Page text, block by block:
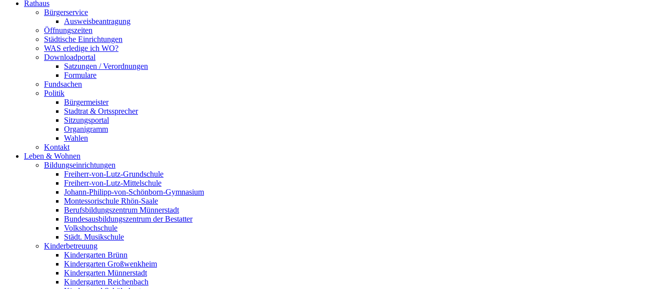
Rathaus
Bürgerservice
Ausweisbeantragung
Öffnungszeiten
Städtische Einrichtungen
WAS erledige ich WO?
Downloadportal
Satzungen / Verordnungen
Formulare
Fundsachen
Politik
Bürgermeister
Stadtrat & Ortssprecher
Sitzungsportal
Organigramm
Wahlen
Kontakt
Leben & Wohnen
Bildungseinrichtungen
Freiherr-von-Lutz-Grundschule
Freiherr-von-Lutz-Mittelschule
Johann-Philipp-von-Schönborn-Gymnasium
Montessorischule Rhön-Saale
Berufsbildungszentrum Münnerstadt
Bundesausbildungszentrum der Bestatter
Volkshochschule
Städt. Musikschule
Kinderbetreuung
Kindergarten Brünn
Kindergarten Großwenkheim
Kindergarten Münnerstadt
Kindergarten Reichenbach